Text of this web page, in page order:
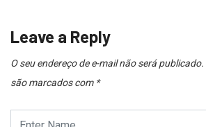
Leave a Reply
O seu endereço de e-mail não será publicado.
são marcados com *